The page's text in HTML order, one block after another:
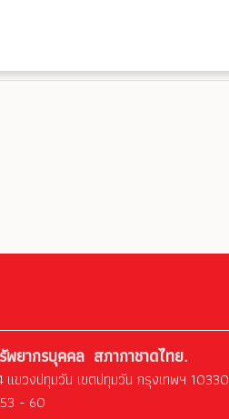
พยากรบุคคล สภากาชาดไทย.
แขวงปทุมวัน เขตปทุมวัน กรุงเทพฯ 10330
- 60